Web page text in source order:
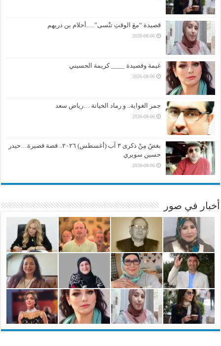
قصيدة “معَ الوقتِ تنْسى”….أحلام بن دريهم
2026-08-06
غيمة وقصيدة ____ كريمة الحسيني
2026-08-06
جمر الغواية.. و رماد الخيانة …رياض سعد
2026-08-06
بغضُ مِنْ ذكرى ٣ آب (أغسطس) ٢٠٢٦.. قصة قصيرة…حيدر
حسين سويري
2026-08-06
أخبار في صور